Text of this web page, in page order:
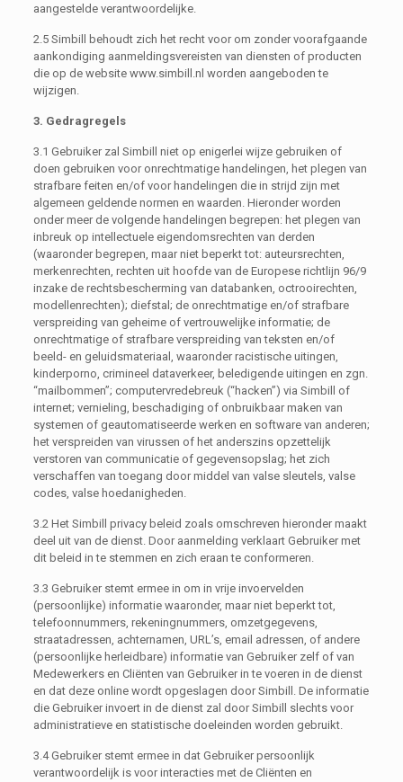
aangestelde verantwoordelijke.
2.5 Simbill behoudt zich het recht voor om zonder voorafgaande
aankondiging aanmeldingsvereisten van diensten of producten
die op de website www.simbill.nl worden aangeboden te
wijzigen.
3. Gedragregels
3.1 Gebruiker zal Simbill niet op enigerlei wijze gebruiken of
doen gebruiken voor onrechtmatige handelingen, het plegen van
strafbare feiten en/of voor handelingen die in strijd zijn met
algemeen geldende normen en waarden. Hieronder worden
onder meer de volgende handelingen begrepen: het plegen van
inbreuk op intellectuele eigendomsrechten van derden
(waaronder begrepen, maar niet beperkt tot: auteursrechten,
merkenrechten, rechten uit hoofde van de Europese richtlijn 96/9
inzake de rechtsbescherming van databanken, octrooirechten,
modellenrechten); diefstal; de onrechtmatige en/of strafbare
verspreiding van geheime of vertrouwelijke informatie; de
onrechtmatige of strafbare verspreiding van teksten en/of
beeld- en geluidsmateriaal, waaronder racistische uitingen,
kinderporno, crimineel dataverkeer, beledigende uitingen en zgn.
“mailbommen”; computervredebreuk (“hacken”) via Simbill of
internet; vernieling, beschadiging of onbruikbaar maken van
systemen of geautomatiseerde werken en software van anderen;
het verspreiden van virussen of het anderszins opzettelijk
verstoren van communicatie of gegevensopslag; het zich
verschaffen van toegang door middel van valse sleutels, valse
codes, valse hoedanigheden.
3.2 Het Simbill privacy beleid zoals omschreven hieronder maakt
deel uit van de dienst. Door aanmelding verklaart Gebruiker met
dit beleid in te stemmen en zich eraan te conformeren.
3.3 Gebruiker stemt ermee in om in vrije invoervelden
(persoonlijke) informatie waaronder, maar niet beperkt tot,
telefoonnummers, rekeningnummers, omzetgegevens,
straatadressen, achternamen, URL’s, email adressen, of andere
(persoonlijke herleidbare) informatie van Gebruiker zelf of van
Medewerkers en Cliënten van Gebruiker in te voeren in de dienst
en dat deze online wordt opgeslagen door Simbill. De informatie
die Gebruiker invoert in de dienst zal door Simbill slechts voor
administratieve en statistische doeleinden worden gebruikt.
3.4 Gebruiker stemt ermee in dat Gebruiker persoonlijk
verantwoordelijk is voor interacties met de Cliënten en